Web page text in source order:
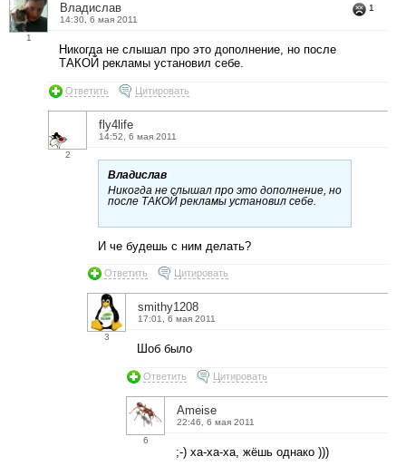
1
Владислав
14:30, 6 мая 2011
1
Никогда не слышал про это дополнение, но после
ТАКОЙ рекламы установил себе.
Ответить Цитировать
2
fly4life
14:52, 6 мая 2011
Владислав
Никогда не слышал про это дополнение, но
после ТАКОЙ рекламы установил себе.
И че будешь с ним делать?
Ответить Цитировать
3
smithy1208
17:01, 6 мая 2011
Шоб было
Ответить Цитировать
6
Ameise
22:46, 6 мая 2011
;-) ха-ха-ха, жёшь однако )))